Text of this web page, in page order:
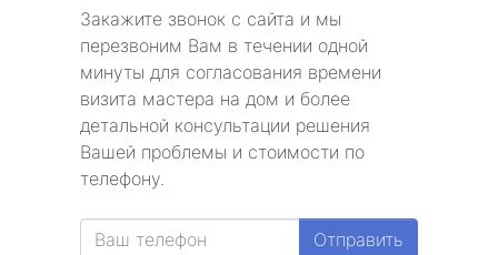
Закажите звонок с сайта и мы
перезвоним Вам в течении одной
минуты для согласования времени
визита мастера на дом и более
детальной консультации решения
Вашей проблемы и стоимости по
телефону.
Отправить